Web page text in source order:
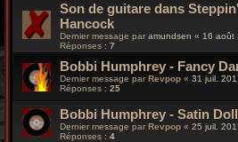
Son de guitare dans
Hancock
Dernier message par amundsen « 16 août
Réponses : 7
Bobbi Humphrey - Fancy
Dernier message par Revpop « 31 juil.
Réponses : 25
Bobbi Humphrey - Satin Doll
Dernier message par Revpop « 25 juil.
Réponses : 4